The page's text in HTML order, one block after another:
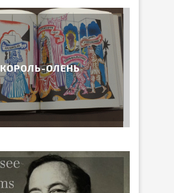
КОРОЛЬ-ОЛЕНЬ